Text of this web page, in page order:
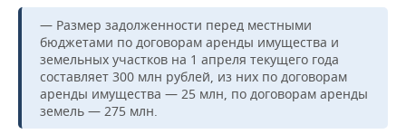
— Размер задолженности перед местными
бюджетами по договорам аренды имущества и
земельных участков на 1 апреля текущего года
составляет 300 млн рублей, из них по договорам
аренды имущества — 25 млн, по договорам аренды
земель — 275 млн.